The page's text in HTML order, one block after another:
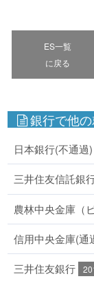
ES一覧
に戻る
銀行で他
日本銀行(不通過)
三井住友信託銀
農林中央金庫（
信用中央金庫(通
三井住友銀行